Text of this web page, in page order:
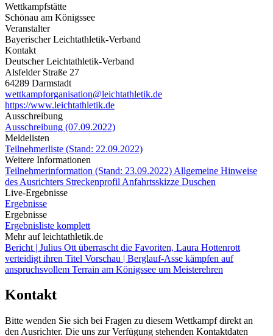
Wettkampfstätte
Schönau am Königssee
Veranstalter
Bayerischer Leichtathletik-Verband
Kontakt
Deutscher Leichtathletik-Verband
Alsfelder Straße 27
64289 Darmstadt
wettkampforganisation@leichtathletik.de
https://www.leichtathletik.de
Ausschreibung
Ausschreibung (07.09.2022)
Meldelisten
Teilnehmerliste (Stand: 22.09.2022)
Weitere Informationen
Teilnehmerinformation (Stand: 23.09.2022) Allgemeine Hinweise
des Ausrichters Streckenprofil Anfahrtsskizze Duschen
Live-Ergebnisse
Ergebnisse
Ergebnisse
Ergebnisliste komplett
Mehr auf leichtathletik.de
Bericht | Julius Ott überrascht die Favoriten, Laura Hottenrott
verteidigt ihren Titel Vorschau | Berglauf-Asse kämpfen auf
anspruchsvollem Terrain am Königssee um Meisterehren
Kontakt
Bitte wenden Sie sich bei Fragen zu diesem Wettkampf direkt an
den Ausrichter. Die uns zur Verfügung stehenden Kontaktdaten